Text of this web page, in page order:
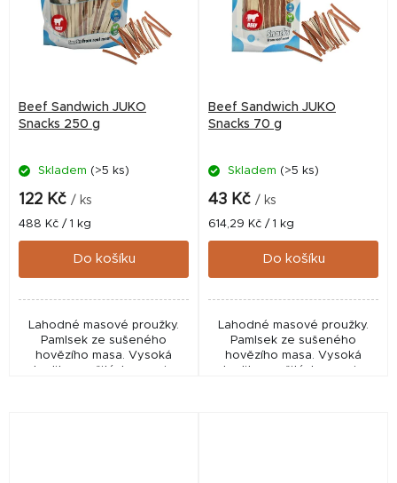
Beef Sandwich JUKO
Snacks 250 g
Skladem (>5 ks)
122 Kč / ks
Měrná
cena:
488 Kč / 1 kg
Do košíku
Lahodné masové proužky.
Pamlsek ze sušeného
hovězího masa. Vysoká
kvalita použitých surovin
Beef Sandwich JUKO
Snacks 70 g
Skladem (>5 ks)
43 Kč / ks
Měrná
cena:
614,29 Kč / 1 kg
Do košíku
Lahodné masové proužky.
Pamlsek ze sušeného
hovězího masa. Vysoká
kvalita použitých surovin